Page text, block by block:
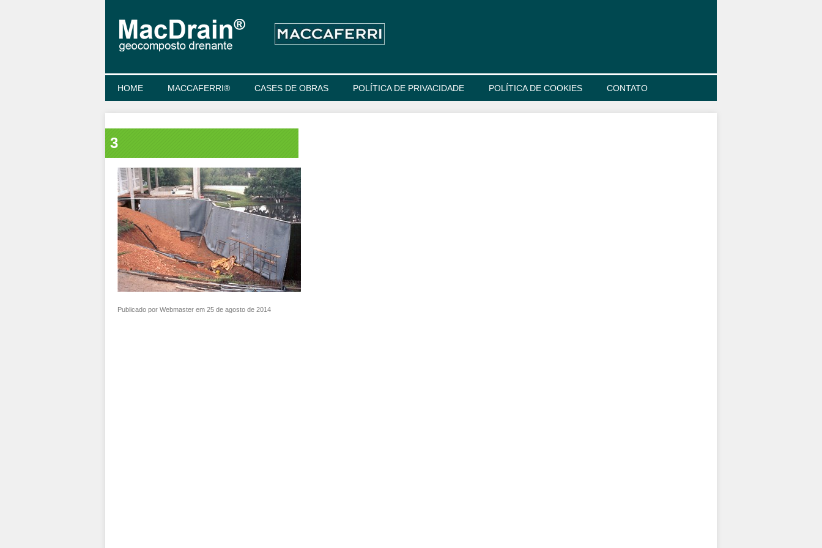
HOME MACCAFERRI® CASES DE OBRAS POLÍTICA DE PRIVACIDADE POLÍTICA DE COOKIES CONTATO
3
Publicado por Webmaster em 25 de agosto de 2014